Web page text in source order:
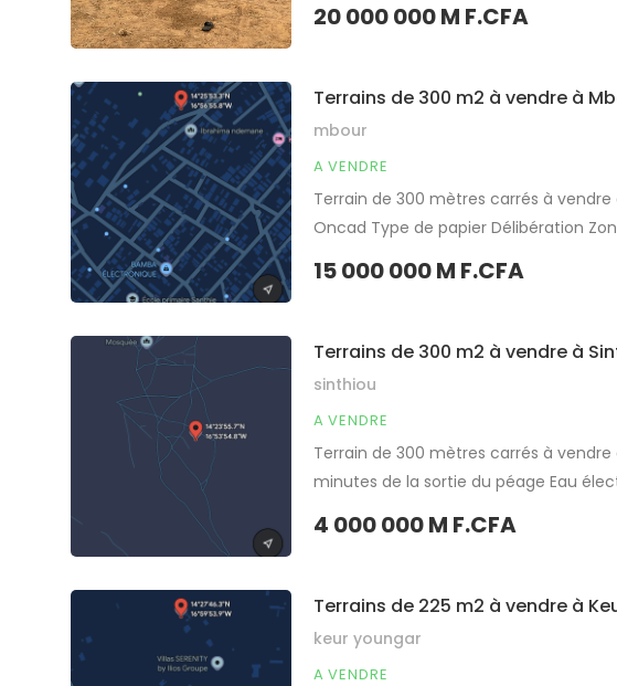
20 000 000 M F.CFA
Terrains de 300 m2 à vendre à
mbour
A VENDRE
Terrain de 300 mètres carrés à
Oncad Type de papier Délibération
15 000 000 M F.CFA
Terrains de 300 m2 à vendre à
sinthiou
A VENDRE
Terrain de 300 mètres carrés à
minutes de la sortie du péage Eau
millions soit 6.107 euro Partager
Partager
4 000 000 M F.CFA
Terrains de 225 m2 à vendre à
keur youngar
A VENDRE